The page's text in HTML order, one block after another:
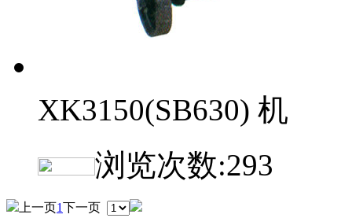
XK3150(SB630) 机
浏览次数:293
上一页1下一页